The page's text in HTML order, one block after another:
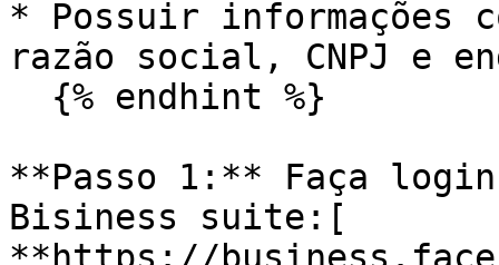
* Possuir informações
razão social, CNPJ e
**Passo 1:** Faça
Bisiness suite:[